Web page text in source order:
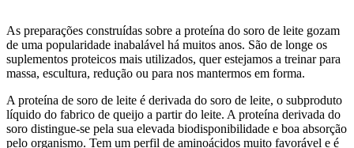
As preparações construídas sobre a proteína do soro de leite gozam
de uma popularidade inabalável há muitos anos. São de longe os
suplementos proteicos mais utilizados, quer estejamos a treinar para
massa, escultura, redução ou para nos mantermos em forma.
A proteína de soro de leite é derivada do soro de leite, o subproduto
líquido do fabrico de queijo a partir do leite. A proteína derivada do
soro distingue-se pela sua elevada biodisponibilidade e boa absorção
pelo organismo. Tem um perfil de aminoácidos muito favorável e é